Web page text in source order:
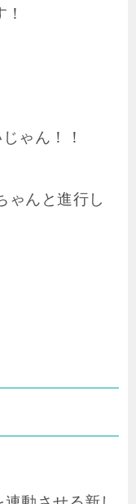
ゃん！！
ゃんと進行し